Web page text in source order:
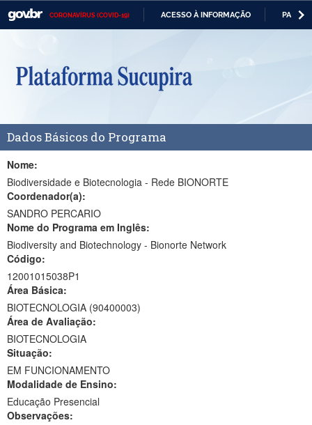
CORONAVÍRUS (COVID-19) ACESSO À INFORMAÇÃO
Casa Civil
Ministério da Defesa
Ministério da Economia
Ministério da Infraestrutura
Ministério da Agricultura, Pecuária e Abastecimento
Ministério da Educação
Ministério da Cidadania
Ministério da Saúde
Ministério da Ciência, Tecnologia, Inovações e Comunicações
Ministério do Meio Ambiente
Ministério do Turismo
Ministério do Desenvolvimento Regional
Dados Básicos do Programa
Nome:
Biodiversidade e Biotecnologia - Rede BIONORTE
Coordenador(a):
SANDRO PERCARIO
Nome do Programa em Inglês:
Biodiversity and Biotechnology - Bionorte Network
Código:
12001015038P1
Área Básica:
BIOTECNOLOGIA (90400003)
Área de Avaliação:
BIOTECNOLOGIA
Situação:
EM FUNCIONAMENTO
Modalidade de Ensino:
Educação Presencial
Observações: